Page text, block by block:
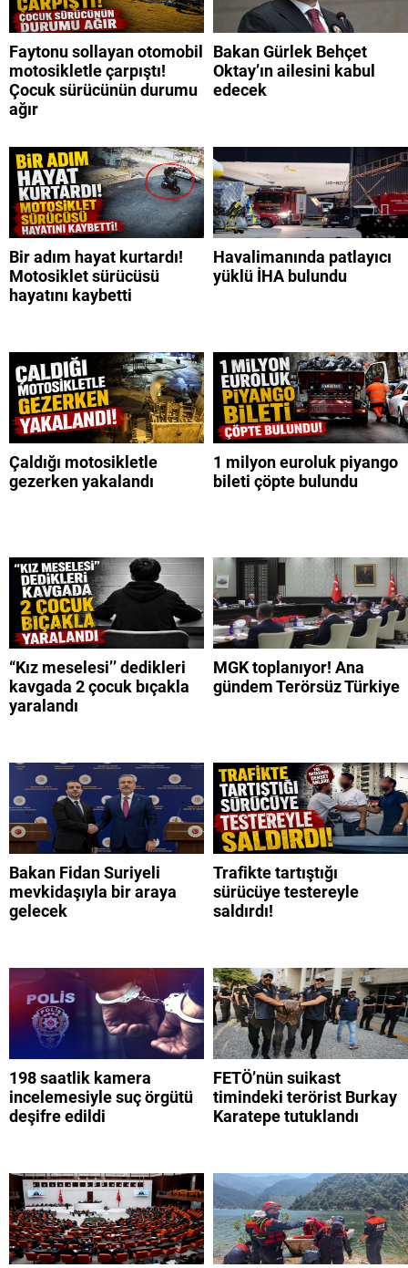
Faytonu sollayan otomobil
motosikletle çarpıştı!
Çocuk sürücünün durumu
ağır
Bakan Gürlek Behçet
Oktay’ın ailesini kabul
edecek
Bir adım hayat kurtardı!
Motosiklet sürücüsü
hayatını kaybetti
Havalimanında patlayıcı
yüklü İHA bulundu
Çaldığı motosikletle
gezerken yakalandı
1 milyon euroluk piyango
bileti çöpte bulundu
“Kız meselesi’’ dedikleri
kavgada 2 çocuk bıçakla
yaralandı
MGK toplanıyor! Ana
gündem Terörsüz Türkiye
Bakan Fidan Suriyeli
mevkidaşıyla bir araya
gelecek
Trafikte tartıştığı
sürücüye testereyle
saldırdı!
198 saatlik kamera
incelemesiyle suç örgütü
deşifre edildi
FETÖ’nün suikast
timindeki terörist Burkay
Karatepe tutuklandı